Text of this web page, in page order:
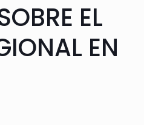
EL
EN